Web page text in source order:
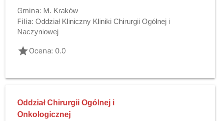
Gmina: M. Kraków
Filia: Oddział Kliniczny Kliniki Chirurgii Ogólnej i
Naczyniowej
gradeOcena: 0.0
Oddział Chirurgii Ogólnej i
Onkologicznej